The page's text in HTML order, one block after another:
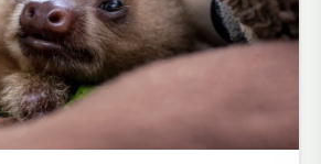
umfassen auch den